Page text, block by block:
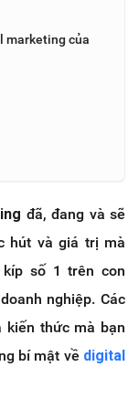
marketing của
đã, đang và sẽ
hút và giá trị mà
số 1 trên con
nghiệp. Các
kiến thức mà bạn
bí mật về digital